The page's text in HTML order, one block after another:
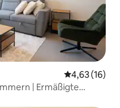
4,63 (16)
| Ermäßigte